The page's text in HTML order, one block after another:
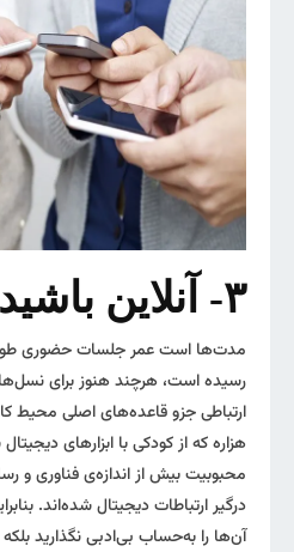
۳- آنلاین باشید
مدت‌ها است عمر جلسات حضوری
رسیده است، هرچند هنوز برای
ارتباطی جزو قاعده‌های اصلی
هزاره که از کودکی با ابزارهای
محبوبیت بیش‌ از اندازه‌ی فناوری و
درگیر ارتباطات دیجیتال شده‌اند.
آن‌ها را به‌حساب بی‌ادبی نگذارید